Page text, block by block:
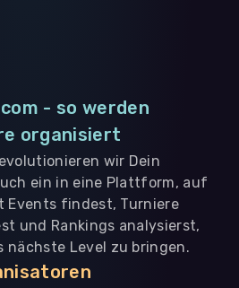
- so werden
organisiert
wir Dein
ein in eine Plattform, auf
Events findest, Turniere
und Rankings analysierst,
nächste Level zu bringen.